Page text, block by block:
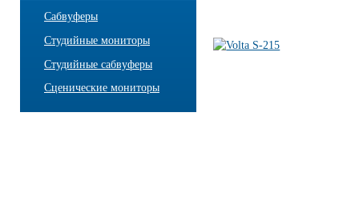
Сабвуферы
Студийные мониторы
Студийные сабвуферы
Сценические мониторы